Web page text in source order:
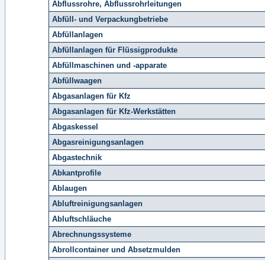
Abflussrohre, Abflussrohrleitungen
Abfüll- und Verpackungbetriebe
Abfüllanlagen
Abfüllanlagen für Flüssigprodukte
Abfüllmaschinen und -apparate
Abfüllwaagen
Abgasanlagen für Kfz
Abgasanlagen für Kfz-Werkstätten
Abgaskessel
Abgasreinigungsanlagen
Abgastechnik
Abkantprofile
Ablaugen
Abluftreinigungsanlagen
Abluftschläuche
Abrechnungssysteme
Abrollcontainer und Absetzmulden